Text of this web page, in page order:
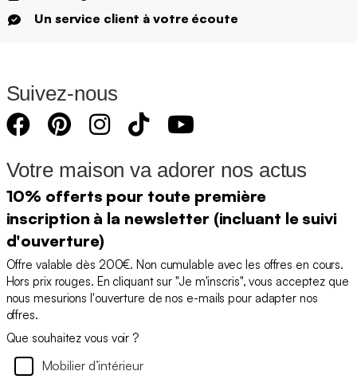
Un service client à votre écoute
Suivez-nous
Votre maison va adorer nos actus
10% offerts pour toute première
inscription à la newsletter (incluant le suivi
d'ouverture)
Offre valable dès 200€. Non cumulable avec les offres en cours.
Hors prix rouges. En cliquant sur "Je m'inscris", vous acceptez que
nous mesurions l'ouverture de nos e-mails pour adapter nos
offres.
Que souhaitez vous voir ?
Mobilier d’intérieur